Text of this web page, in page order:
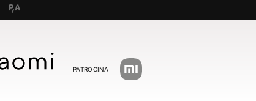
PATROCINA